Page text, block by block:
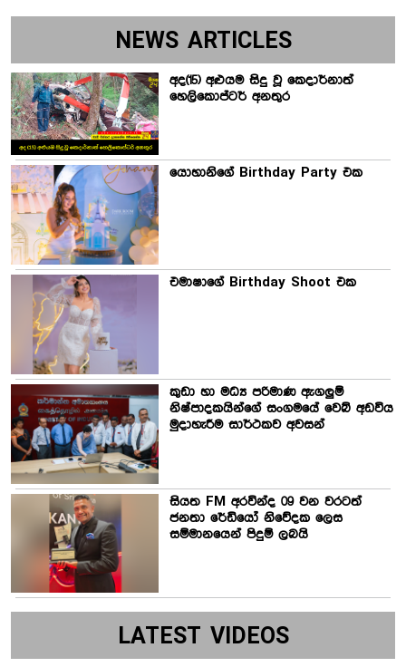
NEWS ARTICLES
අද(15) අළුයම සිදු වූ කෙදාර්නාත්
හෙලිකොප්ටර් අනතුර
යොහානිගේ Birthday Party එක
එමාෂාගේ Birthday Shoot එක
කුඩා හා මධ්‍ය පරිමාණ ඇගලුම්
නිෂ්පාදකයින්ගේ සංගමයේ වෙබ් අඩවිය
මුදාහැරීම සාර්ථකව අවසන්
සියත FM අරවින්ද 09 වන වරටත්
ජනතා රේඩියෝ නිවේදක ලෙස
සම්මානයෙන් පිදුම් ලබයි
LATEST VIDEOS